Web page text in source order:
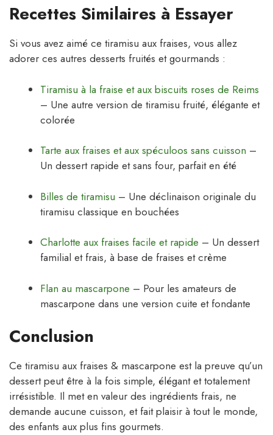
Recettes Similaires à Essayer
Si vous avez aimé ce tiramisu aux fraises, vous allez
adorer ces autres desserts fruités et gourmands :
Tiramisu à la fraise et aux biscuits roses de Reims
– Une autre version de tiramisu fruité, élégante et
colorée
Tarte aux fraises et aux spéculoos sans cuisson –
Un dessert rapide et sans four, parfait en été
Billes de tiramisu – Une déclinaison originale du
tiramisu classique en bouchées
Charlotte aux fraises facile et rapide – Un dessert
familial et frais, à base de fraises et crème
Flan au mascarpone – Pour les amateurs de
mascarpone dans une version cuite et fondante
Conclusion
Ce tiramisu aux fraises & mascarpone est la preuve qu’un
dessert peut être à la fois simple, élégant et totalement
irrésistible. Il met en valeur des ingrédients frais, ne
demande aucune cuisson, et fait plaisir à tout le monde,
des enfants aux plus fins gourmets.